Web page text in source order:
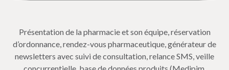
Présentation de la pharmacie et son équipe, réservation
d’ordonnance, rendez-vous pharmaceutique, générateur de
newsletters avec suivi de consultation, relance SMS, veille